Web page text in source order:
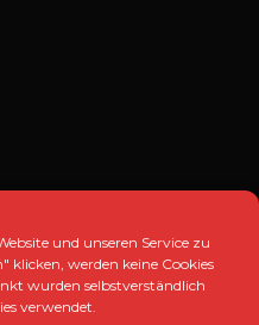
und unseren Service zu
klicken, werden keine Cookies
wurden selbstverständlich
verwendet.